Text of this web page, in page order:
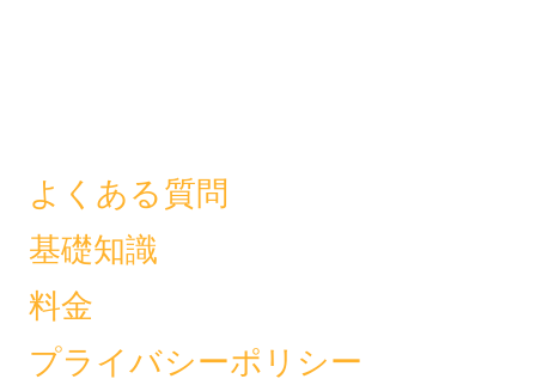
よくある質問
基礎知識
料金
プライバシーポリシー